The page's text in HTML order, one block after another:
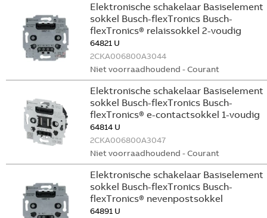
Elektronische schakelaar Basiselement
sokkel Busch-flexTronics Busch-
flexTronics® relaissokkel 2-voudig
64821 U
2CKA006800A3044
Niet voorraadhoudend - Courant
Elektronische schakelaar Basiselement
sokkel Busch-flexTronics Busch-
flexTronics® e-contactsokkel 1-voudig
64814 U
2CKA006800A3047
Niet voorraadhoudend - Courant
Elektronische schakelaar Basiselement
sokkel Busch-flexTronics Busch-
flexTronics® nevenpostsokkel
64891 U